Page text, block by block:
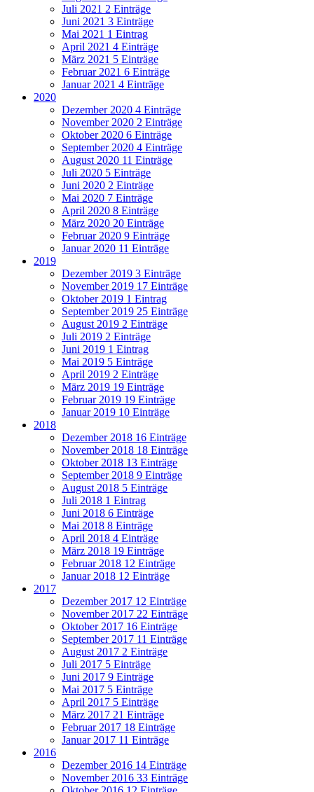
Juli 2021 2 Einträge
Juni 2021 3 Einträge
Mai 2021 1 Eintrag
April 2021 4 Einträge
März 2021 5 Einträge
Februar 2021 6 Einträge
Januar 2021 4 Einträge
2020
Dezember 2020 4 Einträge
November 2020 2 Einträge
Oktober 2020 6 Einträge
September 2020 4 Einträge
August 2020 11 Einträge
Juli 2020 5 Einträge
Juni 2020 2 Einträge
Mai 2020 7 Einträge
April 2020 8 Einträge
März 2020 20 Einträge
Februar 2020 9 Einträge
Januar 2020 11 Einträge
2019
Dezember 2019 3 Einträge
November 2019 17 Einträge
Oktober 2019 1 Eintrag
September 2019 25 Einträge
August 2019 2 Einträge
Juli 2019 2 Einträge
Juni 2019 1 Eintrag
Mai 2019 5 Einträge
April 2019 2 Einträge
März 2019 19 Einträge
Februar 2019 19 Einträge
Januar 2019 10 Einträge
2018
Dezember 2018 16 Einträge
November 2018 18 Einträge
Oktober 2018 13 Einträge
September 2018 9 Einträge
August 2018 5 Einträge
Juli 2018 1 Eintrag
Juni 2018 6 Einträge
Mai 2018 8 Einträge
April 2018 4 Einträge
März 2018 19 Einträge
Februar 2018 12 Einträge
Januar 2018 12 Einträge
2017
Dezember 2017 12 Einträge
November 2017 22 Einträge
Oktober 2017 16 Einträge
September 2017 11 Einträge
August 2017 2 Einträge
Juli 2017 5 Einträge
Juni 2017 9 Einträge
Mai 2017 5 Einträge
April 2017 5 Einträge
März 2017 21 Einträge
Februar 2017 18 Einträge
Januar 2017 11 Einträge
2016
Dezember 2016 14 Einträge
November 2016 33 Einträge